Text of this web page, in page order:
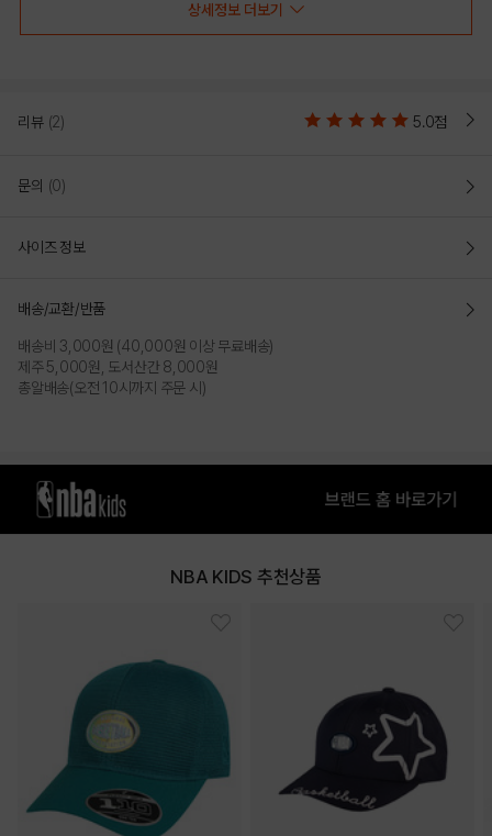
PRODUCT VIEW
상세정보 더보기
리뷰 (2) 5.0점
문의 (0)
사이즈 정보
배송/교환/반품
배송비 3,000원 (40,000원 이상 무료배송)
제주 5,000원, 도서산간 8,000원
총알배송(오전 10시까지 주문 시)
NBA KIDS 추천상품